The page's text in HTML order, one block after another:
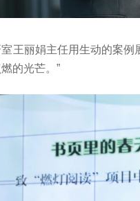
王丽娟主任用生动的案
的光芒。”